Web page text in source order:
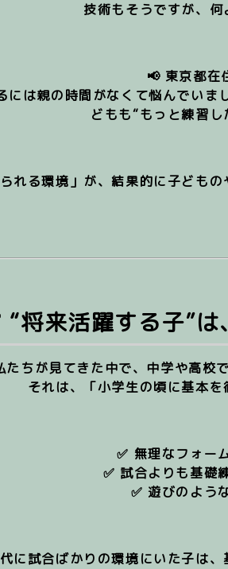
技術もそうですが、何
📢 東京都在
どもも“もっと練習し
れる環境」が、結果的に子どもの
“将来活躍する子”
たちが見てきた中で、中学や高校
それは、「小学生の頃に基本
✅ 無理なフォー
✅ 試合よりも基礎
✅ 遊びのよう
に試合ばかりの環境にいた子は